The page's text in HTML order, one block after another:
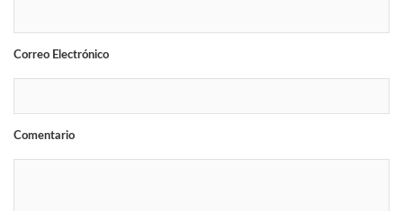
Correo Electrónico
Comentario